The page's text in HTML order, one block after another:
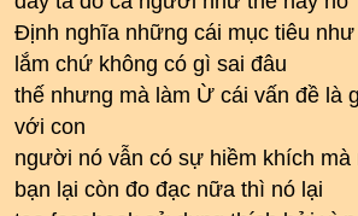
Định nghĩa những cái mục tiêu
lắm chứ không có gì sai đâu
thế nhưng mà làm Ừ cái vấn đề là
với con
người nó vẫn có sự hiềm khích mà
bạn lại còn đo đạc nữa thì nó lại